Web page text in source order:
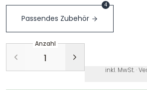
Passendes Zubehör
4
Anzahl
inkl. MwSt. ·